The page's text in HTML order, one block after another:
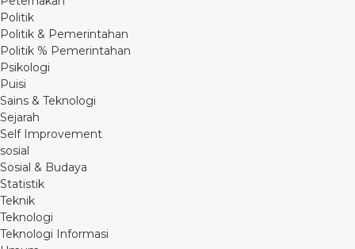
Politik
Politik & Pemerintahan
Politik % Pemerintahan
Psikologi
Puisi
Sains & Teknologi
Sejarah
Self Improvement
sosial
Sosial & Budaya
Statistik
Teknik
Teknologi
Teknologi Informasi